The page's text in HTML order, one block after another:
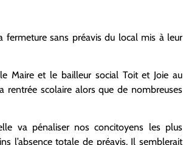
fermeture sans préavis du local mis à leur
Maire et le bailleur social Toit et Joie au
scolaire alors que de nombreuses
va pénaliser nos concitoyens les plus
l’absence totale de préavis. Il semblerait